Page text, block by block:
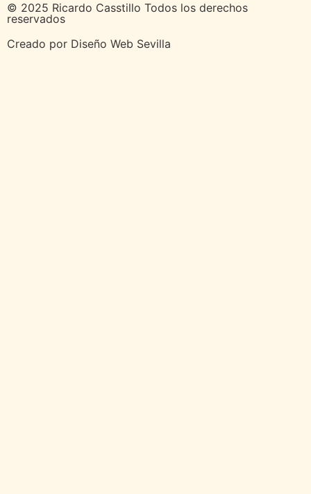
© 2025 Ricardo Casstillo Todos los derechos
reservados
Creado por Diseño Web Sevilla